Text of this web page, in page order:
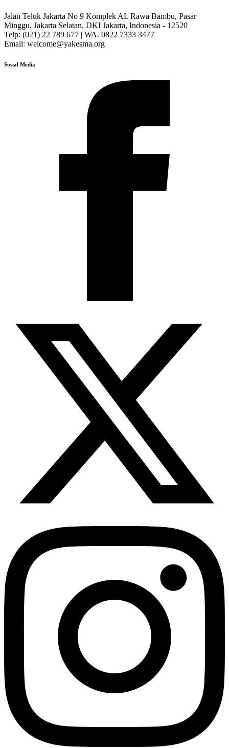
Jalan Teluk Jakarta No 9 Komplek AL Rawa Bambu, Pasar
Minggu, Jakarta Selatan, DKI Jakarta, Indonesia - 12520
Telp: (021) 22 789 677 | WA. 0822 7333 3477
Email: welcome@yakesma.org
Sosial Media